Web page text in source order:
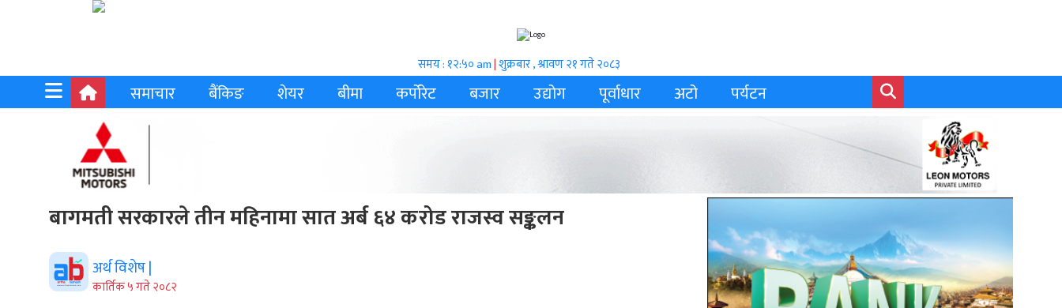
समय : १२:५० am|शुक्रबार , श्रावण २१ गते २०८३
समाचार बैंकिङ शेयर बीमा कर्पोरेट बजार उद्योग पूर्वाधार अटो पर्यटन
बागमती सरकारले तीन महिनामा सात अर्ब ६४ करोड राजस्व सङ्कलन
अर्थ विशेष |
कार्तिक ५ गते २०८२